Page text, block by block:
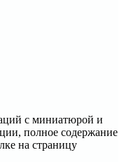
с миниатюрой и
полное содержание
на страницу